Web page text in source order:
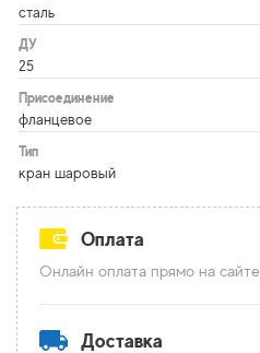
сталь
ДУ
25
Присоединение
фланцевое
Тип
кран шаровый
Оплата
Онлайн оплата прямо на
Доставка